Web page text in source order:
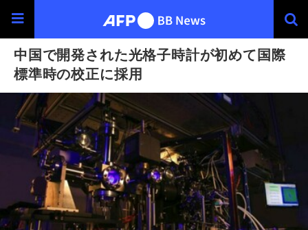
中国で開発された光格子時計が初めて国際
標準時の校正に採用